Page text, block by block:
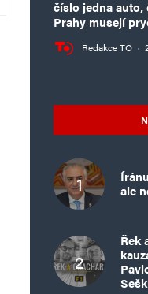
číslo jedna auto,
Prahy musejí
Redakce TO ·
ale
Řek